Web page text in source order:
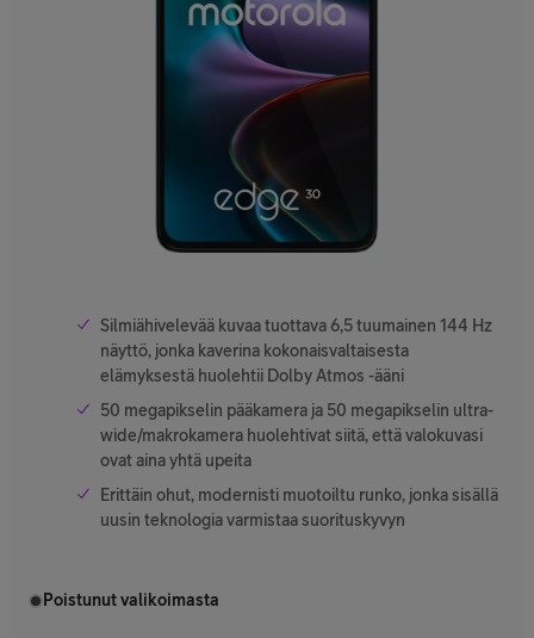
Silmiähivelevää kuvaa tuottava 6,5 tuumainen 144 Hz
näyttö, jonka kaverina kokonaisvaltaisesta
elämyksestä huolehtii Dolby Atmos -ääni
50 megapikselin pääkamera ja 50 megapikselin ultra-
wide/makrokamera huolehtivat siitä, että valokuvasi
ovat aina yhtä upeita
Erittäin ohut, modernisti muotoiltu runko, jonka sisällä
uusin teknologia varmistaa suorituskyvyn
Poistunut valikoimasta